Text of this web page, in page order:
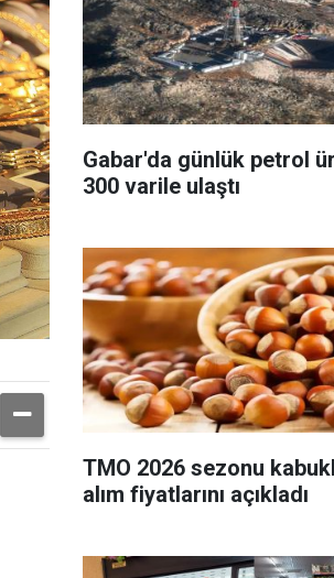
Gabar'da günlük petrol
300 varile ulaştı
TMO 2026 sezonu
alım fiyatlarını açıkladı